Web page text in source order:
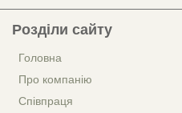
Розділи сайту
Головна
Про компанію
Співпраця